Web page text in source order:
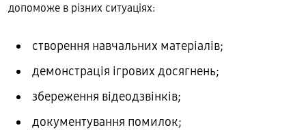
допоможе в різних ситуаціях:
створення навчальних матеріалів;
демонстрація ігрових досягнень;
збереження відеодзвінків;
документування помилок;